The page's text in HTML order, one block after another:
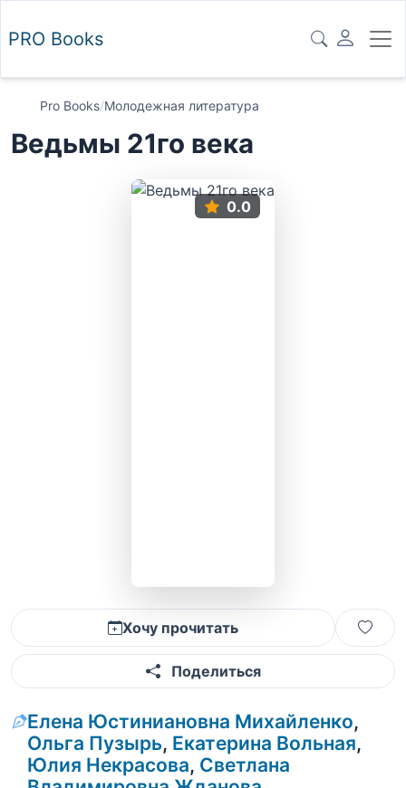
PRO Books
Pro Books/Молодежная литература
Ведьмы 21го века
0.0
Хочу прочитать
Поделиться
Елена Юстиниановна Михайленко,
Ольга Пузырь, Екатерина Вольная,
Юлия Некрасова, Светлана